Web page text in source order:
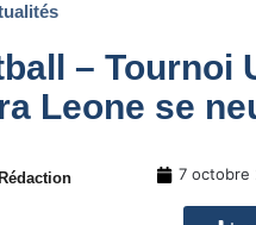
– Tournoi
Leone se
7 octobre